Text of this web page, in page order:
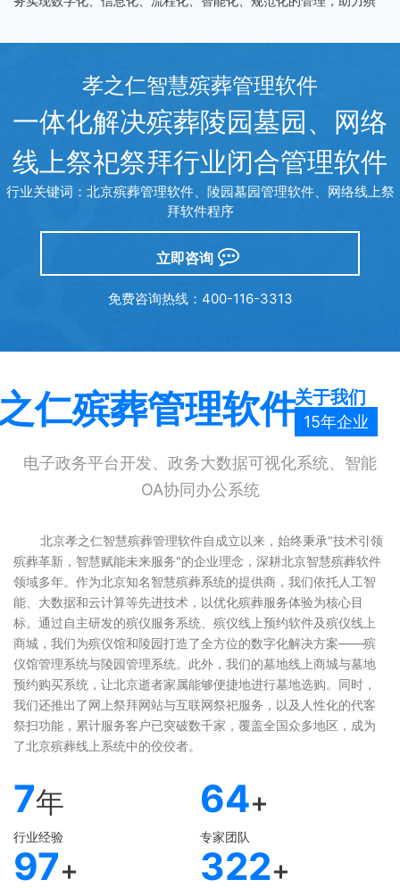
孝之仁智慧殡葬管理软件
一体化解决殡葬陵园墓园、网络
线上祭祀祭拜行业闭合管理软件
行业关键词：北京殡葬管理软件、陵园墓园管理软件、网络线上祭
拜软件程序
立即咨询
免费咨询热线：400-116-3313
仁殡葬管理软件关于我们
15年企业
电子政务平台开发、政务大数据可视化系统、智能
OA协同办公系统
北京孝之仁智慧殡葬管理软件自成立以来，始终秉承"技术引领
殡葬革新，智慧赋能未来服务"的企业理念，深耕北京智慧殡葬软件
领域多年。作为北京知名智慧殡葬系统的提供商，我们依托人工智
能、大数据和云计算等先进技术，以优化殡葬服务体验为核心目
标。通过自主研发的殡仪服务系统、殡仪线上预约软件及殡仪线上
商城，我们为殡仪馆和陵园打造了全方位的数字化解决方案——殡
仪馆管理系统与陵园管理系统。此外，我们的墓地线上商城与墓地
预约购买系统，让北京逝者家属能够便捷地进行墓地选购。同时，
我们还推出了网上祭拜网站与互联网祭祀服务，以及人性化的代客
祭扫功能，累计服务客户已突破数千家，覆盖全国众多地区，成为
了北京殡葬线上系统中的佼佼者。
7年
行业经验
64+
专家团队
97+ 322+